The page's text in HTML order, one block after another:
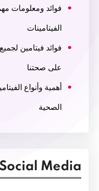
فوائد ومعلومات
الفيتامينات
فوائد فيتامين
على صحتنا
أهمية وأنواع
الصحية
Media